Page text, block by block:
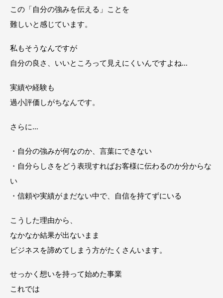
この「自分の強みを伝える」ことを
難しいと感じています。
私もそうなんですが
自分の良さ、いいところって見えにくいんですよね…
実績や経験も
過小評価しがちなんです。
さらに…
・自分の強みが何なのか、言葉にできない
・自分らしさをどう表現すればお客様に伝わるのか分からな
い
・信頼や実績がまだない中で、自信を持てずにいる
こうした理由から、
なかなか結果が出ないまま
ビジネスを諦めてしまう方がたくさんいます。
せっかく想いを持って始めた事業
これでは